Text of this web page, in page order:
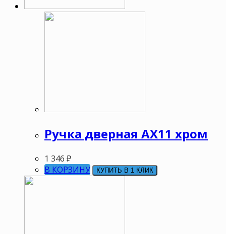
Ручка дверная АХ11 хром
1 346 ₽
В КОРЗИНУ
КУПИТЬ В 1 КЛИК